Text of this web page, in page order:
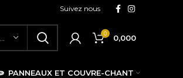
Suivez nous
0 0,000
PANNEAUX ET COUVRE-CHANT